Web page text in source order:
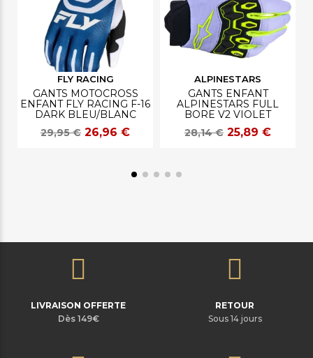
FLY RACING
GANTS MOTOCROSS
ENFANT FLY RACING F-16
DARK BLEU/BLANC
29,95 € 26,96 €
ALPINESTARS
GANTS ENFANT
ALPINESTARS FULL
BORE V2 VIOLET
28,14 € 25,89 €
LIVRAISON OFFERTE
Dès 149€
RETOUR
Sous 14 jours